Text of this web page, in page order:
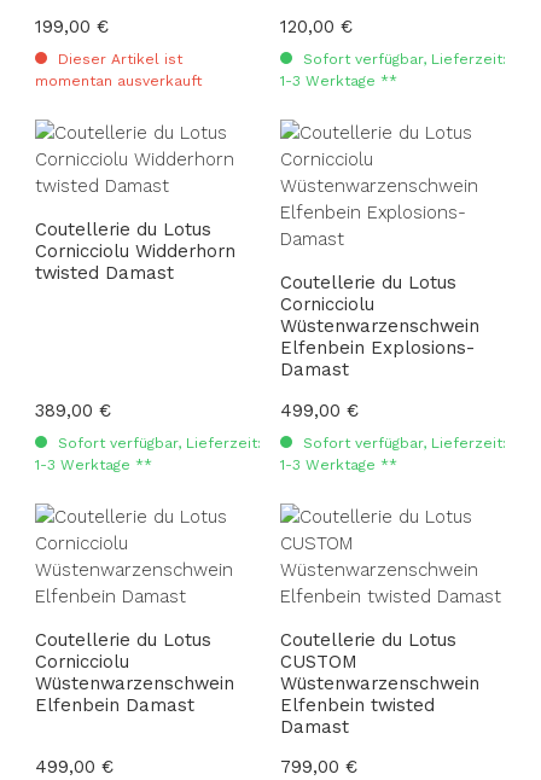
Regulärer Preis:
199,00 €
Dieser Artikel ist
momentan ausverkauft
Regulärer Preis:
120,00 €
Sofort verfügbar, Lieferzeit:
1-3 Werktage **
Coutellerie du Lotus
Cornicciolu Widderhorn
twisted Damast
Regulärer Preis:
389,00 €
Sofort verfügbar, Lieferzeit:
1-3 Werktage **
Coutellerie du Lotus
Cornicciolu
Wüstenwarzenschwein
Elfenbein Explosions-
Damast
Regulärer Preis:
499,00 €
Sofort verfügbar, Lieferzeit:
1-3 Werktage **
Coutellerie du Lotus
Cornicciolu
Wüstenwarzenschwein
Elfenbein Damast
Regulärer Preis:
499,00 €
Coutellerie du Lotus
CUSTOM
Wüstenwarzenschwein
Elfenbein twisted
Damast
Regulärer Preis:
799,00 €